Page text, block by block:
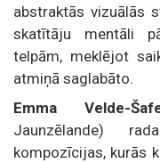
abstraktās vizuālās
skatītāju mentāli
telpām, meklējot
atmiņā saglabāto.
Emma Velde-
Jaunzēlande)
kompozīcijas, kurās